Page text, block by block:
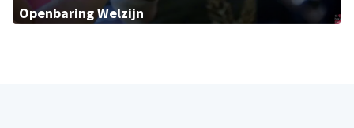
Openbaring Welzijn